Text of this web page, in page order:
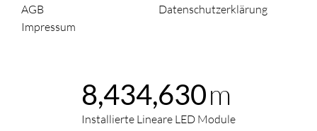
AGB
Datenschutzerklärung
Impressum
8,434,630m
Installierte Lineare LED Module